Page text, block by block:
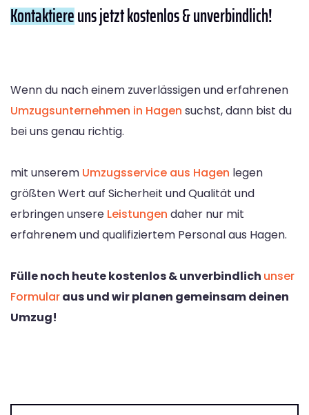
Kontaktiereuns jetzt kostenlos & unverbindlich!
Wenn du nach einem zuverlässigen und erfahrenen
Umzugsunternehmen in Hagen suchst, dann bist du
bei uns genau richtig.
mit unserem Umzugsservice aus Hagen legen
größten Wert auf Sicherheit und Qualität und
erbringen unsere Leistungen daher nur mit
erfahrenem und qualifiziertem Personal aus Hagen.
Fülle noch heute kostenlos & unverbindlich unser
Formularaus und wir planen gemeinsam deinen
Umzug!